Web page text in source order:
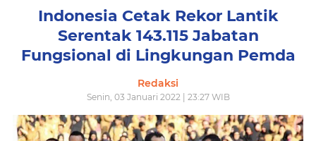
Indonesia Cetak Rekor Lantik
Serentak 143.115 Jabatan
Fungsional di Lingkungan Pemda
Redaksi
Senin, 03 Januari 2022 | 23:27 WIB